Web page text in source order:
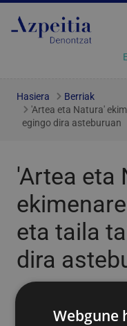
Hasiera
Berriak
'Artea eta Natura'
egingo dira asteburuan
'Artea eta
eta taila
dira
2022/07/05
Webgune